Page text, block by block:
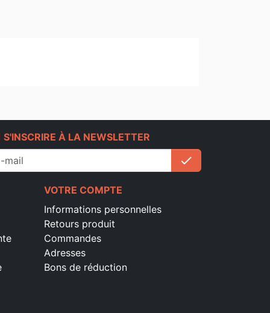
S'INSCRIRE À LA NEWSLETTER
check
VOTRE COMPTE
Informations personnelles
Retours produit
Commandes
Adresses
Bons de réduction